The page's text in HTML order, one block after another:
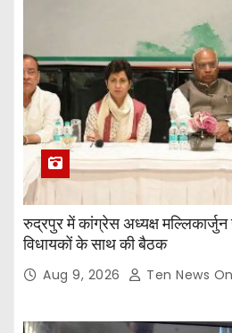
रुद्रपुर में कांग्रेस अध्यक्ष
विधायकों के साथ की बैठक
Aug 9, 2026 Ten News